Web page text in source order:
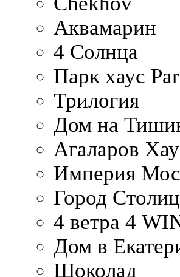
Аквамарин
4 Солнца
Парк хаус
Трилогия
Дом на
Агаларов
Империя
Город
4 ветра 4
Дом в
Шоколад